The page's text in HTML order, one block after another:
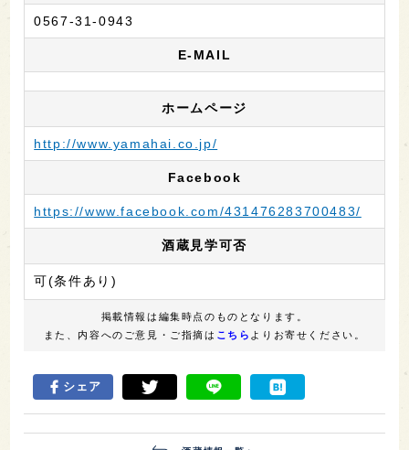
0567-31-0943
E-MAIL
ホームページ
http://www.yamahai.co.jp/
Facebook
https://www.facebook.com/431476283700483/
酒蔵見学可否
可(条件あり)
掲載情報は編集時点のものとなります。
また、内容へのご意見・ご指摘は こちら よりお寄せください。
シェア